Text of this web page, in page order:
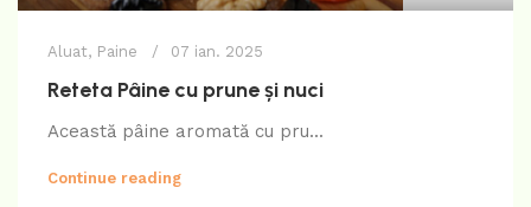
Aluat, Paine 07 ian. 2025
Reteta Pâine cu prune și nuci
Această pâine aromată cu pru...
Continue reading